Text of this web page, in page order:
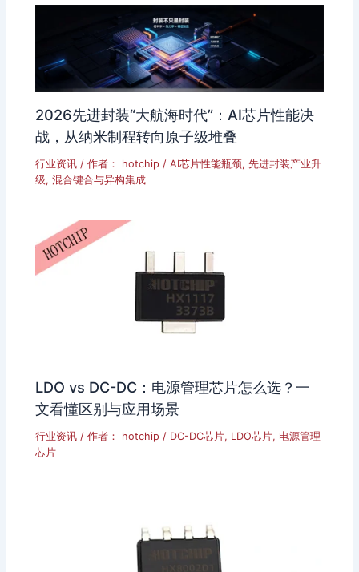
2026先进封装“大航海时代”：AI芯片性能决
战，从纳米制程转向原子级堆叠
行业资讯 / 作者： hotchip/AI芯片性能瓶颈,先进封装产业升
级,混合键合与异构集成
LDO vs DC-DC：电源管理芯片怎么选？一
文看懂区别与应用场景
行业资讯 / 作者： hotchip / DC-DC芯片, LDO芯片, 电源管理
芯片